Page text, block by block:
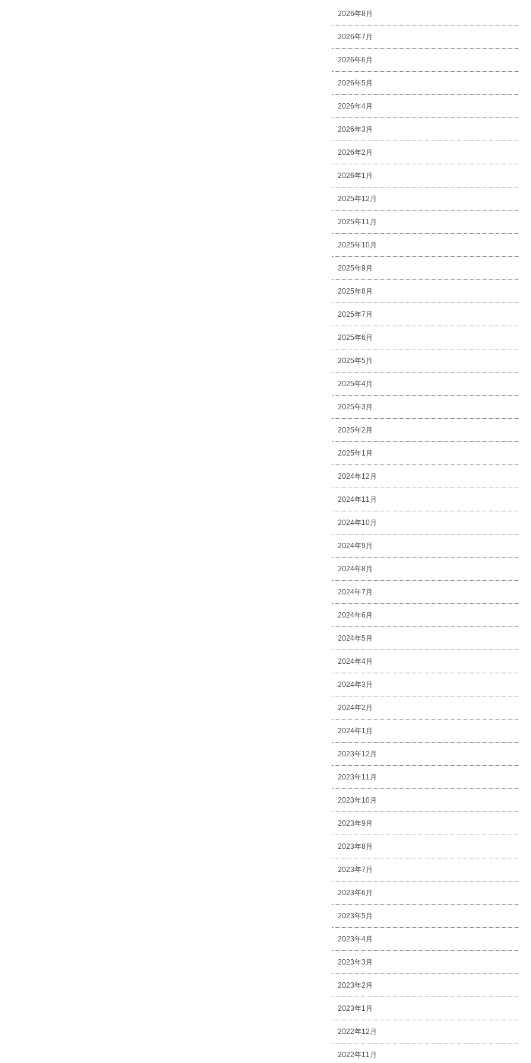
2026年8月
2026年7月
2026年6月
2026年5月
2026年4月
2026年3月
2026年2月
2026年1月
2025年12月
2025年11月
2025年10月
2025年9月
2025年8月
2025年7月
2025年6月
2025年5月
2025年4月
2025年3月
2025年2月
2025年1月
2024年12月
2024年11月
2024年10月
2024年9月
2024年8月
2024年7月
2024年6月
2024年5月
2024年4月
2024年3月
2024年2月
2024年1月
2023年12月
2023年11月
2023年10月
2023年9月
2023年8月
2023年7月
2023年6月
2023年5月
2023年4月
2023年3月
2023年2月
2023年1月
2022年12月
2022年11月